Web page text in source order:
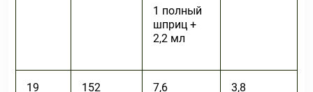
1 полный
шприц +
2,2 мл
19 152 7,6 3,8